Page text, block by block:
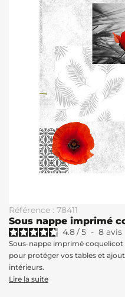
Référence : 78411
Sous nappe imprimé
4.8/5 - 8 avis
Sous-nappe imprimé coquelicot
pour protéger vos tables et
intérieurs.
Lire la suite